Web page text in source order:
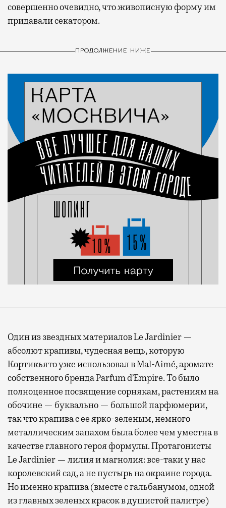
совершенно очевидно, что живописную форму им
придавали секатором.
ПРОДОЛЖЕНИЕ НИЖЕ
Один из звездных материалов Le Jardinier —
абсолют крапивы, чудесная вещь, которую
Кортикьято уже использовал в Mal-Aimé, аромате
собственного бренда Parfum d’Empire. То было
полноценное посвящение сорнякам, растениям на
обочине — буквально — большой парфюмерии,
так что крапива с ее ярко-зеленым, немного
металлическим запахом была более чем уместна в
качестве главного героя формулы. Протагонисты
Le Jardinier — лилия и магнолия: все-таки у нас
королевский сад, а не пустырь на окраине города.
Но именно крапива (вместе с гальбанумом, одной
из главных зеленых красок в душистой палитре)